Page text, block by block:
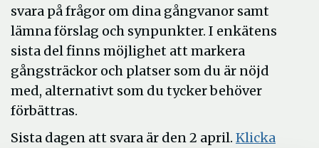
svara på frågor om dina gångvanor samt
lämna förslag och synpunkter. I enkätens
sista del finns möjlighet att markera
gångsträckor och platser som du är nöjd
med, alternativt som du tycker behöver
förbättras.
Sista dagen att svara är den 2 april. Klicka